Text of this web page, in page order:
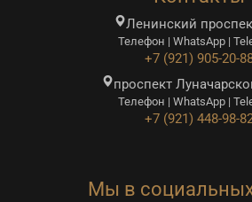
Ленинский
Телефон | WhatsApp |
+7 (921) 905-20-
проспект
Телефон | WhatsApp |
+7 (921) 448-98-
Мы в